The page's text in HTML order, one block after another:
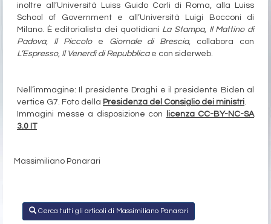
inoltre all’Università Luiss Guido Carli di Roma, alla Luiss
School of Government e all’Università Luigi Bocconi di
Milano. È editorialista dei quotidiani La Stampa, Il Mattino di
Padova, Il Piccoloe Giornale di Brescia, collabora con
L’Espresso, Il Venerdì di Repubblicae con siderweb.
Nell’immagine: Il presidente Draghi e il presidente Biden al
vertice G7. Foto della Presidenza del Consiglio dei ministri
Immagini messe a disposizione con
licenza CC-BY-NC-SA
3.0 IT
Massimiliano Panarari
Cerca tutti gli articoli di Massimiliano Panarari